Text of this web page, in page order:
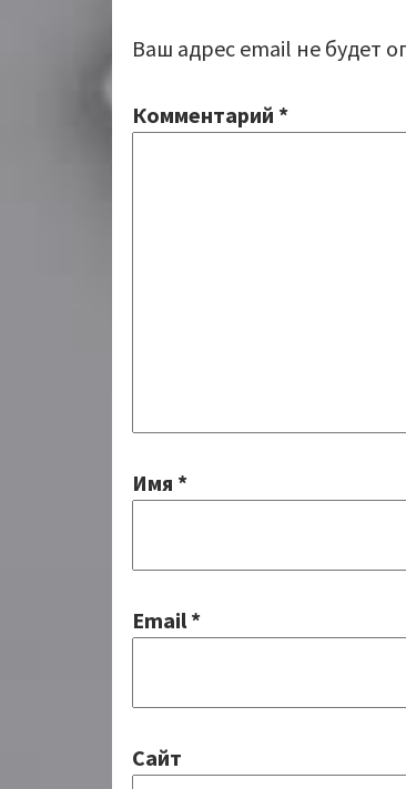
Ваш адрес email не будет
Комментарий *
Имя *
Email *
Сайт